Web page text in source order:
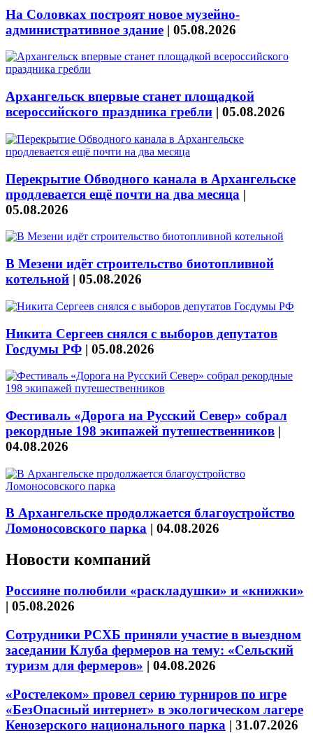
На Соловках построят новое музейно-
административное здание | 05.08.2026
Архангельск впервые станет площадкой
всероссийского праздника гребли | 05.08.2026
Перекрытие Обводного канала в Архангельске
продлевается ещё почти на два месяца |
05.08.2026
В Мезени идёт строительство биотопливной
котельной | 05.08.2026
Никита Сергеев снялся с выборов депутатов
Госдумы РФ | 05.08.2026
Фестиваль «Дорога на Русский Север» собрал
рекордные 198 экипажей путешественников |
04.08.2026
В Архангельске продолжается благоустройство
Ломоносовского парка | 04.08.2026
Новости компаний
Россияне полюбили «раскладушки» и «книжки»
| 05.08.2026
Сотрудники РСХБ приняли участие в выездном
заседании Клуба фермеров на тему: «Сельский
туризм для фермеров» | 04.08.2026
«Ростелеком» провел серию турниров по игре
«БезОпасный интернет» в экологическом лагере
Кенозерского национального парка | 31.07.2026